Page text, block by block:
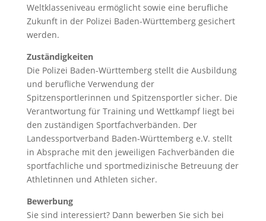
Weltklasseniveau ermöglicht sowie eine berufliche
Zukunft in der Polizei Baden-Württemberg gesichert
werden.
Zuständigkeiten
Die Polizei Baden-Württemberg stellt die Ausbildung
und berufliche Verwendung der
Spitzensportlerinnen und Spitzensportler sicher. Die
Verantwortung für Training und Wettkampf liegt bei
den zuständigen Sportfachverbänden. Der
Landessportverband Baden-Württemberg e.V. stellt
in Absprache mit den jeweiligen Fachverbänden die
sportfachliche und sportmedizinische Betreuung der
Athletinnen und Athleten sicher.
Bewerbung
Sie sind interessiert? Dann bewerben Sie sich bei